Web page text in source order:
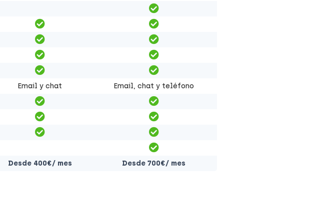
Desde 400€/ mes Desde 700€/ mes
Email y chat
Email, chat y teléfono